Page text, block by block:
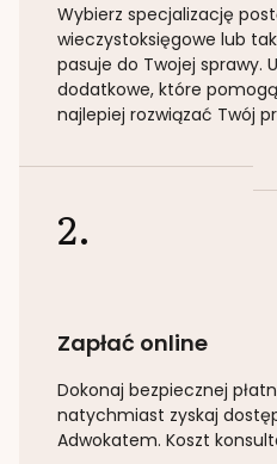
Wybierz specjalizację
wieczystoksięgowe lub
pasuje do Twojej sprawy.
dodatkowe, które
najlepiej rozwiązać Twój
2.
Zapłać online
Dokonaj bezpiecznej
natychmiast zyskaj
Adwokatem. Koszt